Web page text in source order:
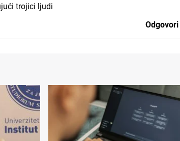
trojici ljudi
Odgovori